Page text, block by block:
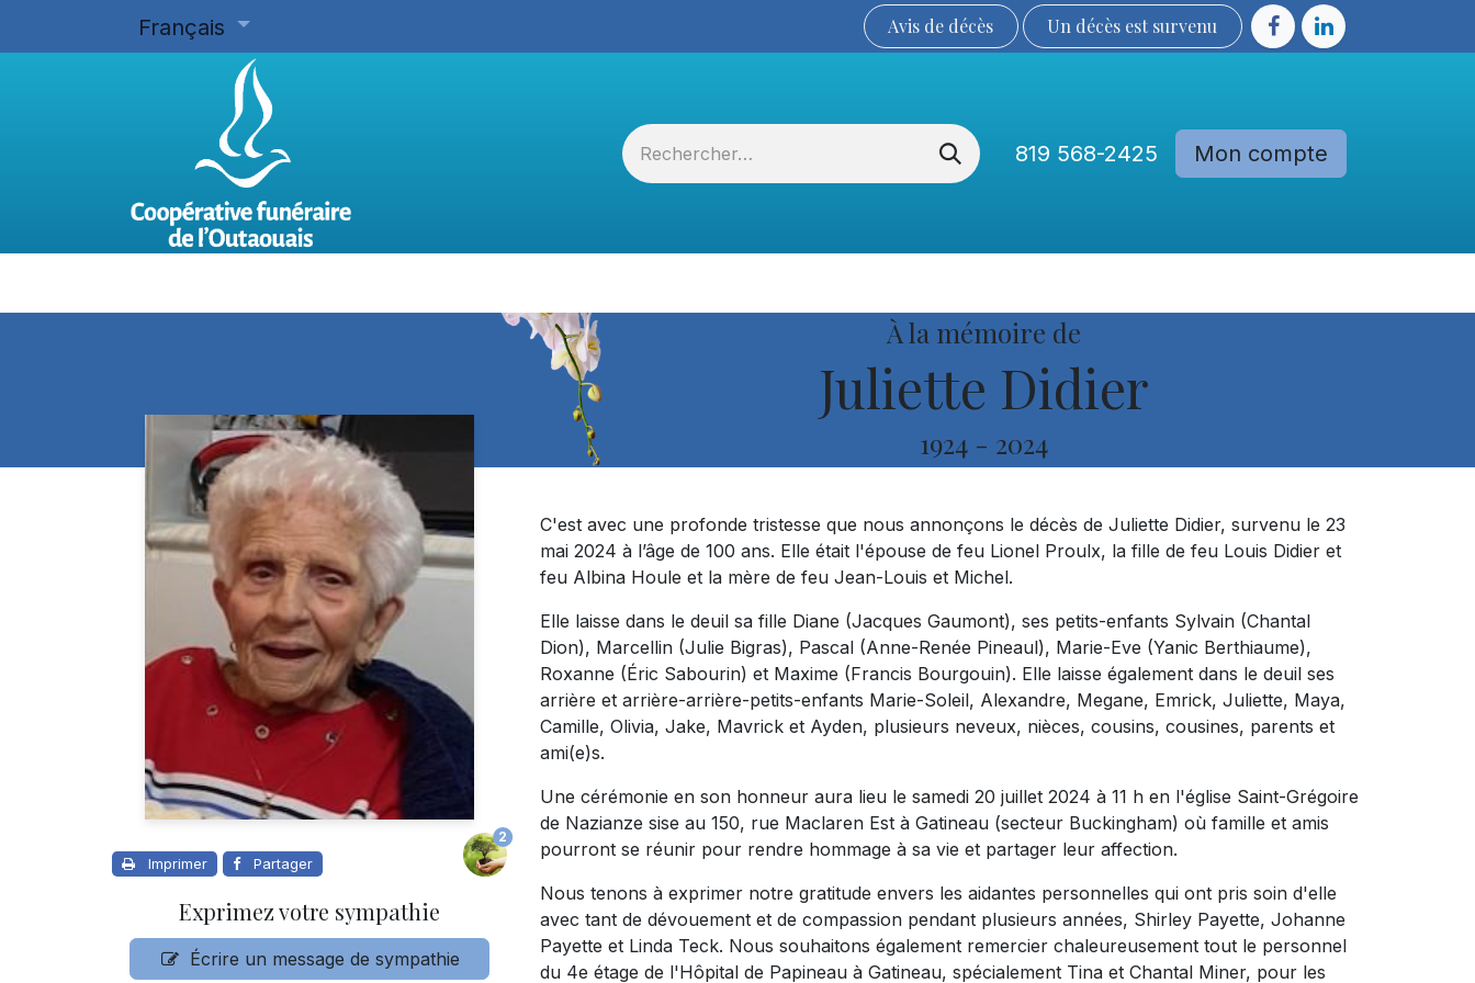
Français Avis de décès Un décès est sur​​​​​​​​ve​nu​​​​​​​​​​
819 568-2425 Mon compte
À la mémoire de
Juliette Didier
1924 - 2024
Imprimer Partager
2
Exprimez votre sympathie
Écrire un message de sympathie
C'est avec une profonde tristesse que nous annonçons le décès de Juliette Didier, survenu le 23
mai 2024 à l’âge de 100 ans. Elle était l'épouse de feu Lionel Proulx, la fille de feu Louis Didier et
feu Albina Houle et la mère de feu Jean-Louis et Michel.
Elle laisse dans le deuil sa fille Diane (Jacques Gaumont), ses petits-enfants Sylvain (Chantal
Dion), Marcellin (Julie Bigras), Pascal (Anne-Renée Pineaul), Marie-Eve (Yanic Berthiaume),
Roxanne (Éric Sabourin) et Maxime (Francis Bourgouin). Elle laisse également dans le deuil ses
arrière et arrière-arrière-petits-enfants Marie-Soleil, Alexandre, Megane, Emrick, Juliette, Maya,
Camille, Olivia, Jake, Mavrick et Ayden, plusieurs neveux, nièces, cousins, cousines, parents et
ami(e)s.
Une cérémonie en son honneur aura lieu le samedi 20 juillet 2024 à 11 h en l'église Saint-Grégoire
de Nazianze sise au 150, rue Maclaren Est à Gatineau (secteur Buckingham) où famille et amis
pourront se réunir pour rendre hommage à sa vie et partager leur affection.
Nous tenons à exprimer notre gratitude envers les aidantes personnelles qui ont pris soin d'elle
avec tant de dévouement et de compassion pendant plusieurs années, Shirley Payette, Johanne
Payette et Linda Teck. Nous souhaitons également remercier chaleureusement tout le personnel
du 4e étage de l'Hôpital de Papineau à Gatineau, spécialement Tina et Chantal Miner, pour les